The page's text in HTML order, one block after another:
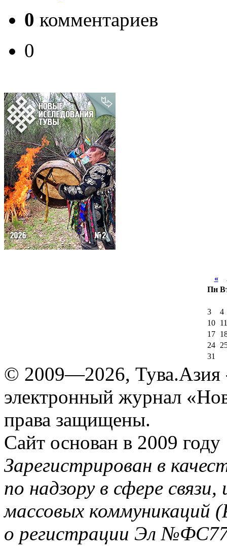
0 комментариев
0
«
Пн
3
4
10
11
17
24
31
© 2009—2026, Тува.Азия
электронный журнал
права защищены.
Сайт основан в 2009 году
Зарегистрирован в
по надзору в сфере
массовых коммуникаций
о регистрации Эл